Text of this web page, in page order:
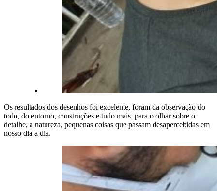
Os resultados dos desenhos foi excelente, foram da observação do
todo, do entorno, construções e tudo mais, para o olhar sobre o
detalhe, a natureza, pequenas coisas que passam desapercebidas em
nosso dia a dia.